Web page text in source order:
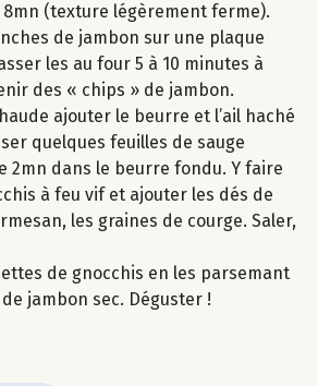
8mn (texture légèrement ferme).
de jambon sur une plaque
les au four 5 à 10 minutes à
des « chips » de jambon.
ajouter le beurre et l’ail haché
quelques feuilles de sauge
2mn dans le beurre fondu. Y faire
à feu vif et ajouter les dés de
les graines de courge. Saler,
de gnocchis en les parsemant
jambon sec. Déguster !